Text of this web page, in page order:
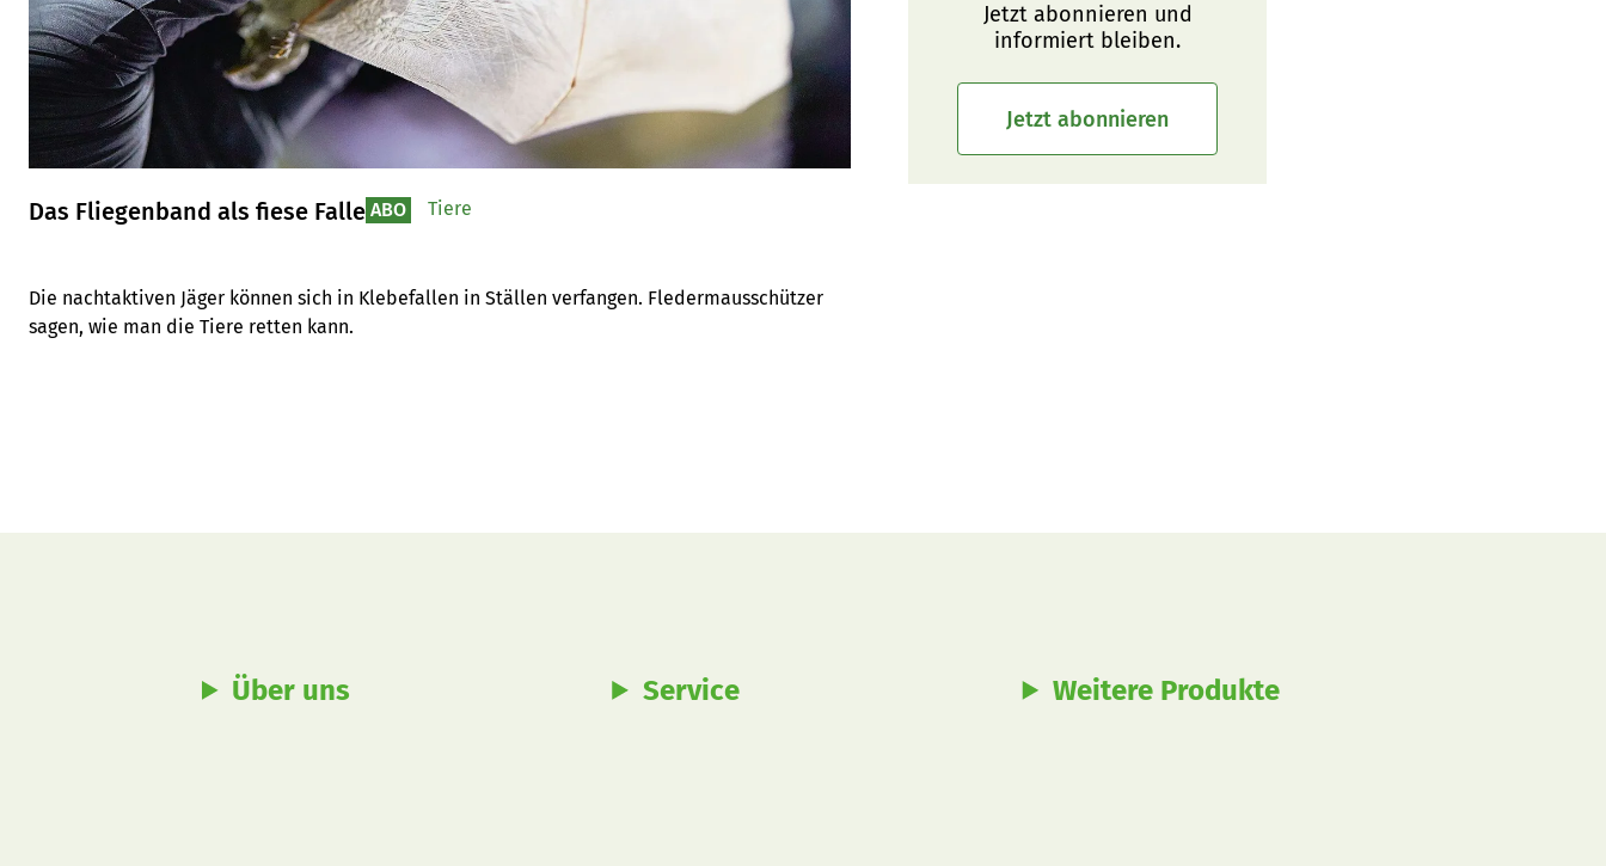
Das Fliegenband als fiese Falle
Die nachtaktiven Jäger können sich in Klebefallen in Ställen verfangen. Fledermausschützer
sagen, wie man die Tiere retten kann.
ABO Tiere
Jetzt abonnieren und
informiert bleiben.
Jetzt abonnieren
Über uns Service Weitere Produkte